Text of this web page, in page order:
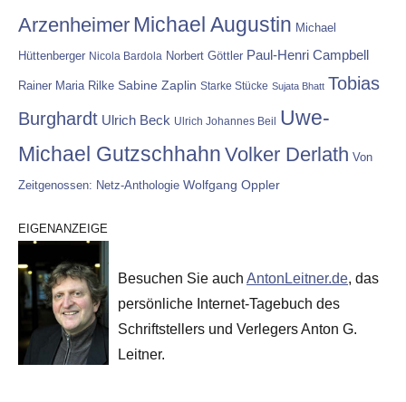
Arzenheimer Michael Augustin Michael
Hüttenberger Nicola Bardola Norbert Göttler Paul-Henri Campbell
Rainer Maria Rilke Sabine Zaplin Starke Stücke Sujata Bhatt Tobias
Burghardt Ulrich Beck Ulrich Johannes Beil
Uwe-
Michael Gutzschhahn Volker Derlath Von
Zeitgenossen: Netz-Anthologie Wolfgang Oppler
EIGENANZEIGE
Besuchen Sie auch AntonLeitner.de, das
persönliche Internet-Tagebuch des
Schriftstellers und Verlegers Anton G.
Leitner.